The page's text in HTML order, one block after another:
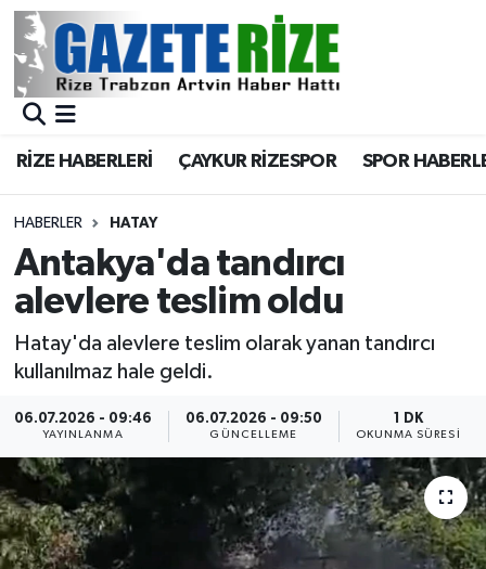
RİZE HABERLERİ ÇAYKUR RİZESPOR SPOR
HABERLER HATAY
Antakya'da tandırcı
alevlere teslim oldu
Hatay'da alevlere teslim olarak yanan tandırcı
kullanılmaz hale geldi.
06.07.2026 - 09:46
YAYINLANMA
06.07.2026 - 09:50
GÜNCELLEME
1 DK
OKUNMA SÜRESI
BÖLGEMİZ
Asayiş
Rize Jandarma Komutanlığı
Bilim Teknoloji
Bölge
Advertising news
Canlı Maç
ÇEVRE
Merkez Nöbetçi Eczaneler
Merkez Trafik Yoğunluk Haritası
Süper Lig Puan Durumu ve Fikstür
Tüm Manşetler
Son Dakika Haberleri
Haber Arşivi